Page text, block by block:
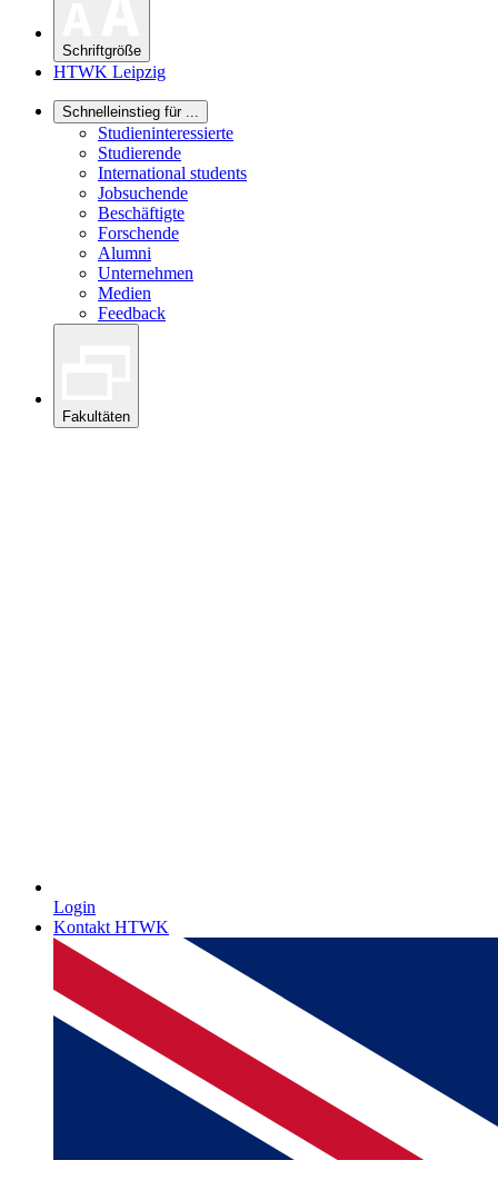
Schriftgröße
HTWK Leipzig
Schnelleinstieg für ...
Studieninteressierte
Studierende
International students
Jobsuchende
Beschäftigte
Forschende
Alumni
Unternehmen
Medien
Feedback
Fakultäten
Login
Kontakt HTWK